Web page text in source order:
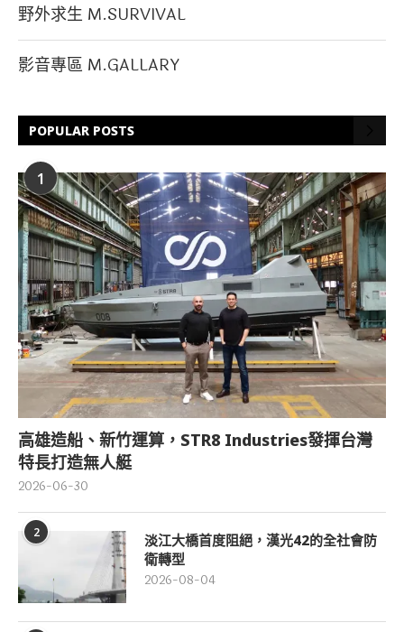
野外求生 M.SURVIVAL
影音專區 M.GALLARY
POPULAR POSTS
1
高雄造船、新竹運算，STR8 Industries發揮台灣
特長打造無人艇
2026-06-30
2
淡江大橋首度阻絕，漢光42的全社會防
衛轉型
2026-08-04